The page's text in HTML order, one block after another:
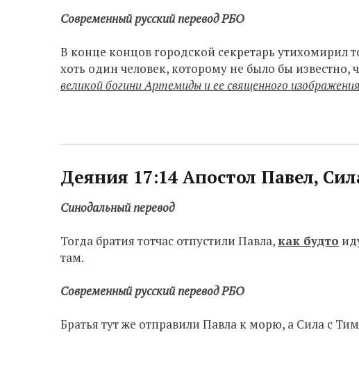
Современный русский перевод РБО
В конце концов городской секретарь утихомирил
хоть один человек, которому не было бы известно,
великой богини Артемиды и ее священного
Деяния 17:14 Апостол Павел,
Синодальный перевод
Тогда братия тотчас отпустили Павла, как будто
там.
Современный русский перевод РБО
Братья тут же отправили Павла к морю, а Сила с